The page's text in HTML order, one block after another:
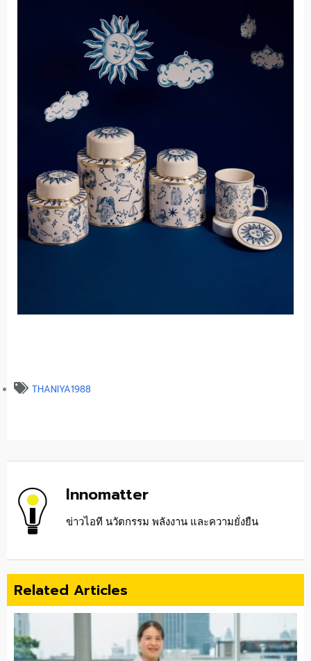
THANIYA1988
Innomatter
ข่าวไอที นวัตกรรม พลังงาน และความยั่งยืน
Related Articles